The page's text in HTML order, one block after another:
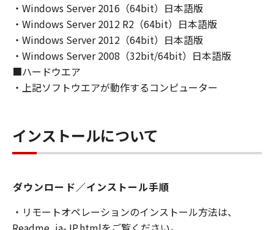
２．制限
(1)お客様は、再使用許諾、譲渡、販売、頒布、
リースまたは貸与その他の方法により、第三者
に「許諾ソフトウェア」を使用させることはで
きません。
(2)お客様は、「許諾ソフトウェア」の全部また
は一部を修正、改変、逆アセンブル、逆コンパ
ことはできません。また第三者にこのような行
為をさせてはなりません。
お客様は、「許諾ソフトウェア」に含まれるキ
表示を変更し、除去しもしくは削除してはなり
・Windows Server 2016（64bit）日本語版
・Windows Server 2012 R2（64bit）日本語版
・Windows Server 2012（64bit）日本語版
・Windows Server 2008（32bit/64bit）日本語版
■ハードウエア
・上記ソフトウエアが動作するコンピューター
インストールについて
ダウンロード／インストール手順
・リモートオペレーションのインストール方法は、